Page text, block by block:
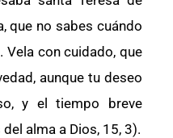
que no sabes cuándo
Vela con cuidado, que
aunque tu deseo
y el tiempo breve
alma a Dios, 15, 3).